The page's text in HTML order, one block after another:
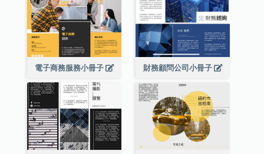
電子商務服務小冊子 財務顧問公司小冊子